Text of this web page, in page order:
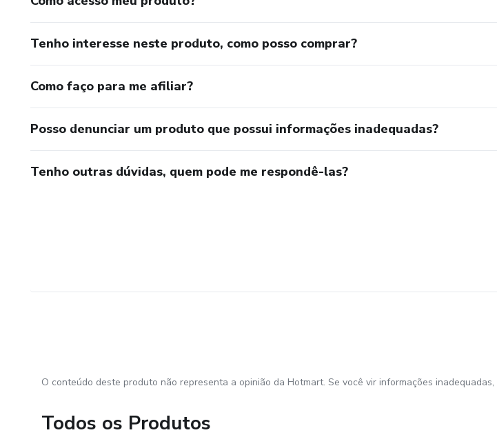
Tenho interesse neste produto, como posso comprar?
Como faço para me afiliar?
Posso denunciar um produto que possui informações inadequadas?
Tenho outras dúvidas, quem pode me respondê-las?
O conteúdo deste produto não representa a opinião da Hotmart. Se você vir informações inadequadas,
Todos os Produtos